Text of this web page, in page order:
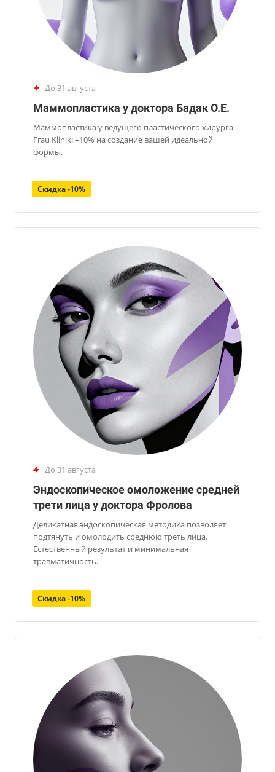
до 31 августа
Маммопластика у доктора Бадак О.Е.
Маммопластика у ведущего пластического хирурга
Frau Klinik: –10% на создание вашей идеальной
формы.
Скидка -10%
до 31 августа
Эндоскопическое омоложение средней
трети лица у доктора Фролова
Деликатная эндоскопическая методика позволяет
подтянуть и омолодить среднюю треть лица.
Естественный результат и минимальная
травматичность.
Скидка -10%